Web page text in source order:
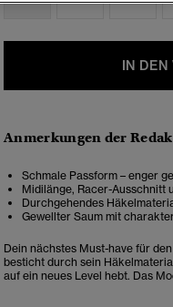
IN DEN
Anmerkungen der
Schmale Passform – enger
Midilänge, Racer-Ausschnitt
Durchgehendes
Gewellter Saum mit
Dein nächstes Must-have für
besticht durch sein
auf ein neues Level hebt. Das